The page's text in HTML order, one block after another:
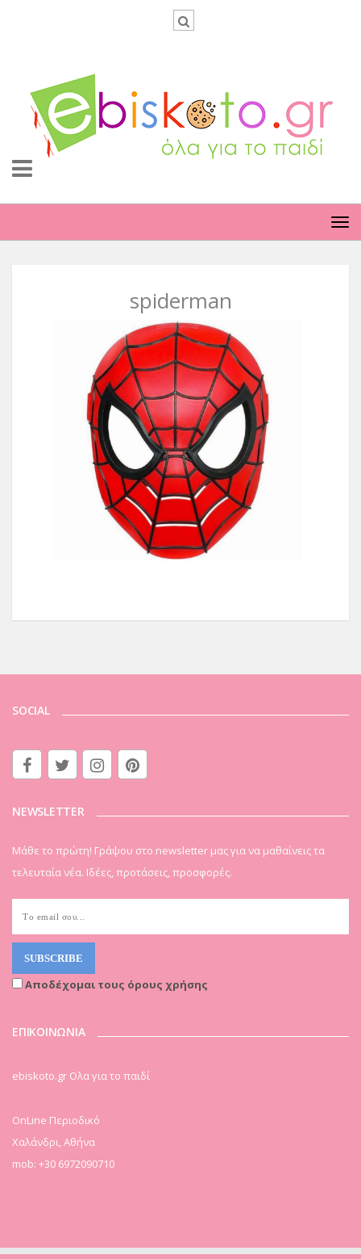
spiderman
SOCIAL
NEWSLETTER
Μάθε το πρώτη! Γράψου στο newsletter μας για να μαθαίνεις τα
τελευταία νέα. Ιδέες, προτάσεις, προσφορές.
Αποδέχομαι τους όρους χρήσης
ΕΠΙΚΟΙΝΩΝΙΑ
ebiskoto.gr Ολα για το παιδί
OnLine Περιοδικό
Χαλάνδρι, Αθήνα
mob: +30 6972090710